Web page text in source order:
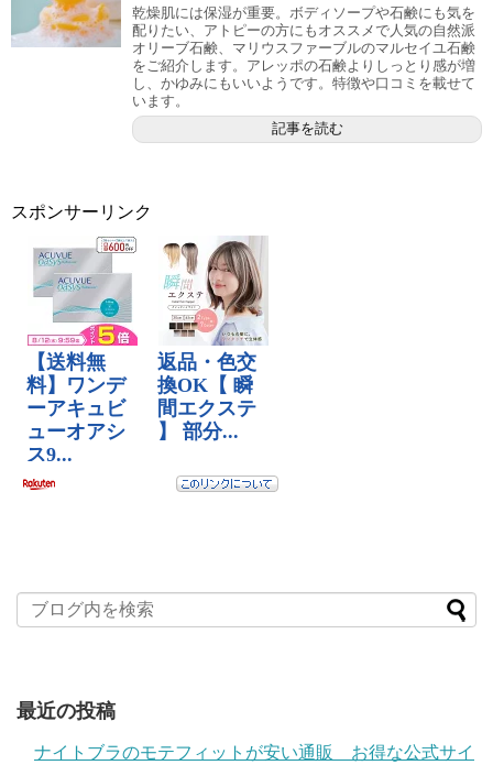
乾燥肌には保湿が重要。ボディソープや石鹸にも気を
配りたい、アトピーの方にもオススメで人気の自然派
オリーブ石鹸、マリウスファーブルのマルセイユ石鹸
をご紹介します。アレッポの石鹸よりしっとり感が増
し、かゆみにもいいようです。特徴や口コミを載せて
います。
記事を読む
スポンサーリンク
最近の投稿
ナイトブラのモテフィットが安い通販 お得な公式サイ